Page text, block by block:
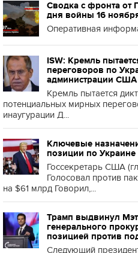
Сводка с фронта от
дня войны 16
Оперативная
ISW: Кремль
переговоров по
администрации США
Кремль пытается
потенциальных мирных
инаугурации Д...
Ключевые
позиции по
Госсекретарь США
Голосовал против
на $61 млрд Говорил,...
Трамп выдвинул
генерального
позицией против
Следующий